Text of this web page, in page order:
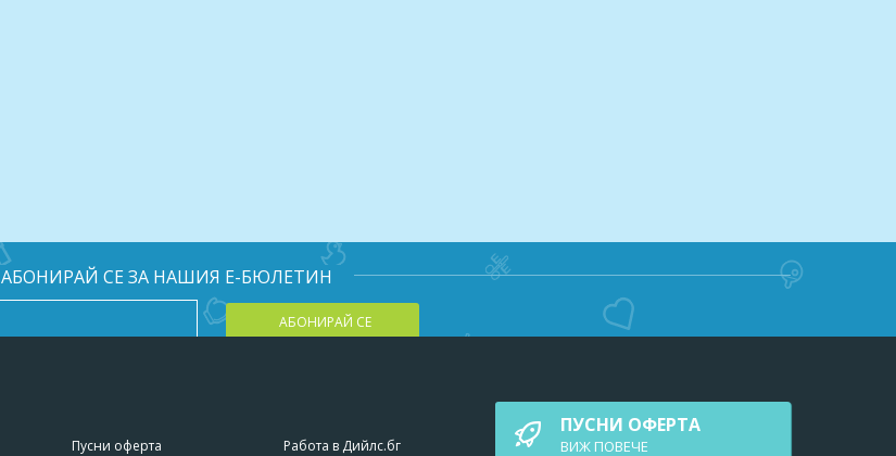
АБОНИРАЙ СЕ ЗА НАШИЯ Е-БЮЛЕТИН
АБОНИРАЙ СЕ
Пусни оферта Работа в Дийлс.бг
ПУСНИ ОФЕРТА
ВИЖ ПОВEЧЕ